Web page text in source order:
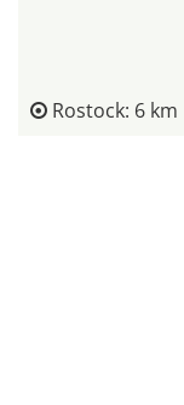
Rostock: 6 km